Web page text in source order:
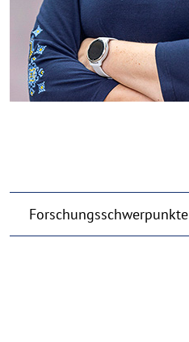
Forschungsschwerpunkte